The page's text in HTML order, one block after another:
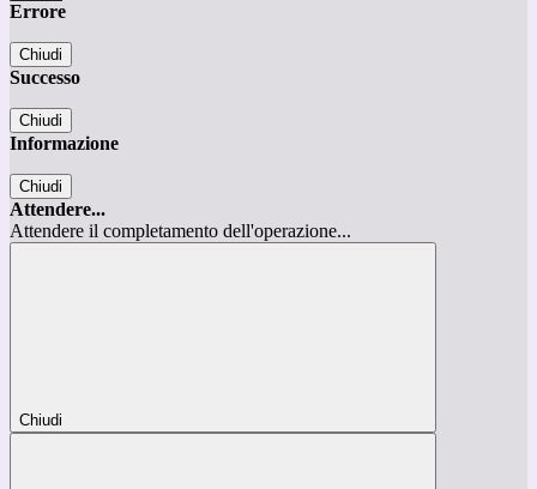
Errore
Chiudi
Successo
Chiudi
Informazione
Chiudi
Attendere...
Attendere il completamento dell'operazione...
Chiudi